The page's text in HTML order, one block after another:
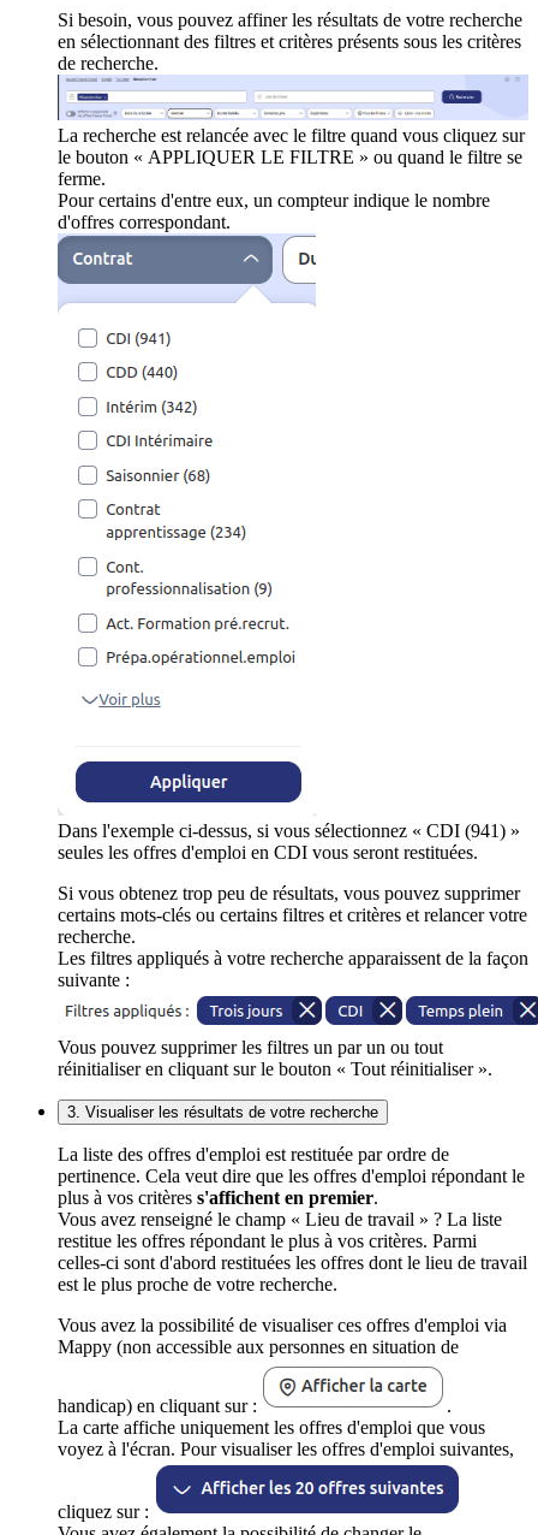
Si besoin, vous pouvez affiner les résultats de votre recherche
en sélectionnant des filtres et critères présents sous les critères
de recherche.
La recherche est relancée avec le filtre quand vous cliquez sur
le bouton « APPLIQUER LE FILTRE » ou quand le filtre se
ferme.
Pour certains d'entre eux, un compteur indique le nombre
d'offres correspondant.
Dans l'exemple ci-dessus, si vous sélectionnez « CDI (941) »
seules les offres d'emploi en CDI vous seront restituées.
Si vous obtenez trop peu de résultats, vous pouvez supprimer
certains mots-clés ou certains filtres et critères et relancer votre
recherche.
Les filtres appliqués à votre recherche apparaissent de la façon
suivante :
Vous pouvez supprimer les filtres un par un ou tout
réinitialiser en cliquant sur le bouton « Tout réinitialiser ».
3. Visualiser les résultats de votre recherche
La liste des offres d'emploi est restituée par ordre de
pertinence. Cela veut dire que les offres d'emploi répondant le
plus à vos critères s'affichent en premier.
Vous avez renseigné le champ « Lieu de travail » ? La liste
restitue les offres répondant le plus à vos critères. Parmi
celles-ci sont d'abord restituées les offres dont le lieu de travail
est le plus proche de votre recherche.
Vous avez la possibilité de visualiser ces offres d'emploi via
Mappy (non accessible aux personnes en situation de
handicap) en cliquant sur :
.
La carte affiche uniquement les offres d'emploi que vous
voyez à l'écran. Pour visualiser les offres d'emploi suivantes,
cliquez sur :